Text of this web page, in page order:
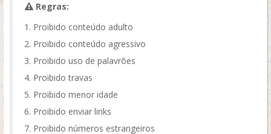
Regras:
Proibido conteúdo adulto
Proibido conteúdo agressivo
Proibido uso de palavrões
Proibido travas
Proibido menor idade
Proibido enviar links
Proibido números estrangeiros